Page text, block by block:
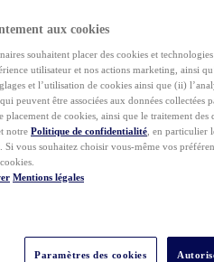
aux cookies
souhaitent placer des cookies et
utilisateur et nos actions marketing, ainsi
et l’utilisation de cookies ainsi que (ii)
peuvent être associées aux données collectées
placement de cookies, ainsi que le traitement
notre Politique de confidentialité , en particulier
Si vous souhaitez choisir vous-même vos
Mentions légales
Paramètres des cookies